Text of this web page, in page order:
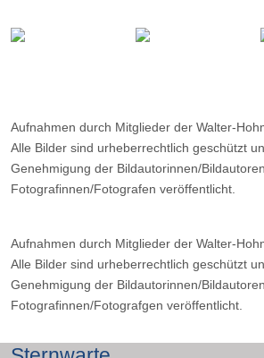
Filter: ---
Aufnahmen durch Mitglieder der Walter-
Alle Bilder sind urheberrechtlich geschützt
Genehmigung der Bildautorinnen/
Fotografinnen/Fotografen veröffentlicht.
Aufnahmen durch Mitglieder der Walter-
Alle Bilder sind urheberrechtlich geschützt
Genehmigung der Bildautorinnen/
Fotografinnen/Fotografgen veröffentlicht.